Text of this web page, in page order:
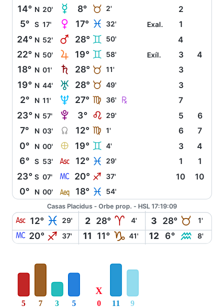
14° N 20' O 8° B 2' 2
5° S 17' P 17° L 32' Exal. 1
24° N 52' Q 28° C 50' 4
22° N 50' R 19° C 58' Exíl. 3 4
18° N 01' S 28° B 11' 3
19° N 44' T 28° B 49' 3
2° N 11' U 27° F 36' Ç 7
23° N 57' V 3° E 29' 5 6
7° N 03' Y 12° F 1' 6 7
0° N 00' È 19° C 4' 3 4
6° S 53' W 12° L 29' 1 1
23° S 07' X 20° I 37' 10 10
0° N 00' l 18° L 54'
Casas Placidus - Orbe prop. - HSL 17:19:09
W 12° L 29' 2 28° A 4' 3 28° B 1'
X 20° I 37' 11 11° J 41' 12 6° K 8'
5 7 3 5 0
X
11 9